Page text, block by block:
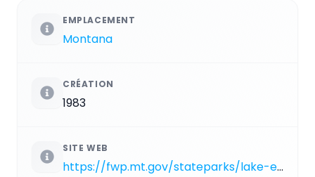
EMPLACEMENT
Montana
CRÉATION
1983
SITE WEB
https://fwp.mt.gov/stateparks/lake-elmo